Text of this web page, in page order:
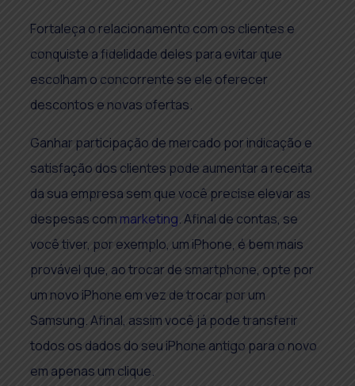
Fortaleça o relacionamento com os clientes e
conquiste a fidelidade deles para evitar que
escolham o concorrente se ele oferecer
descontos e novas ofertas.
Ganhar participação de mercado por indicação e
satisfação dos clientes pode aumentar a receita
da sua empresa sem que você precise elevar as
despesas com marketing. Afinal de contas, se
você tiver, por exemplo, um iPhone, é bem mais
provável que, ao trocar de smartphone, opte por
um novo iPhone em vez de trocar por um
Samsung. Afinal, assim você já pode transferir
todos os dados do seu iPhone antigo para o novo
em apenas um clique.